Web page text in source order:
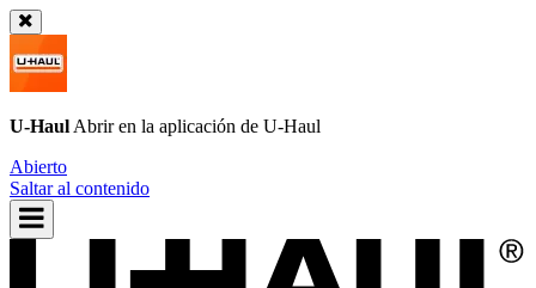
U-Haul Abrir en la aplicación de U-Haul
Abierto
Saltar al contenido